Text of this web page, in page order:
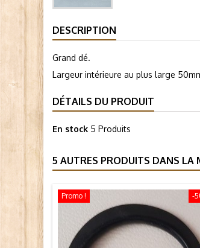
DESCRIPTION
Grand dé.
Largeur intérieure au plus large
DÉTAILS DU PRODUIT
En stock 5 Produits
5 AUTRES PRODUITS DANS LA
-
Promo !